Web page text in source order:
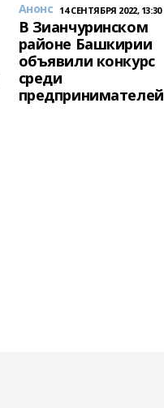
Анонс 14 СЕНТЯБРЯ 2022, 13:30
В Зианчуринском
районе Башкирии
объявили конкурс
среди
предпринимателей